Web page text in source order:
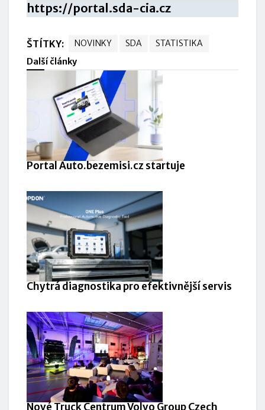
https://portal.sda-cia.cz
ŠTÍTKY: NOVINKY SDA
STATISTIKA
Další články
Portal Auto.bezemisi.cz startuje
Chytrá diagnostika pro efektivnější servis
Nové Truck Centrum Volvo Group Czech